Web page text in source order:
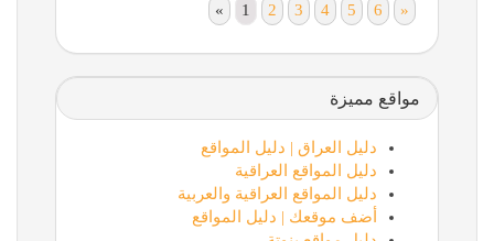
« 1 2 3 4 5 6 »
مواقع مميزة
دليل العراق | دليل المواقع
دليل المواقع العراقية
دليل المواقع العراقية والعربية
أضف موقعك | دليل المواقع